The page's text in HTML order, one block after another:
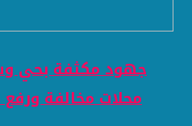
محلات مخالفة ورفع 110 حالة إشغال وهالك